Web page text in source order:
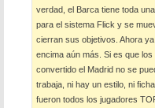
verdad, el Barca tiene toda
para el sistema Flick y se
cierran sus objetivos. Ahora
encima aún más. Si es que
convertido el Madrid no se
trabaja, ni hay un estilo, ni
fueron todos los jugadores